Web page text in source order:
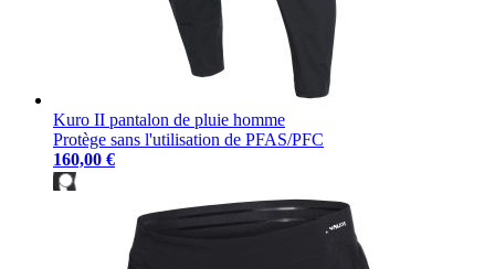
Kuro II pantalon de pluie homme
Protège sans l'utilisation de PFAS/PFC
160,00 €